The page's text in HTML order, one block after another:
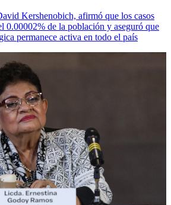
Kershenobich, afirmó que los casos
0.00002% de la población y aseguró que
permanece activa en todo el país